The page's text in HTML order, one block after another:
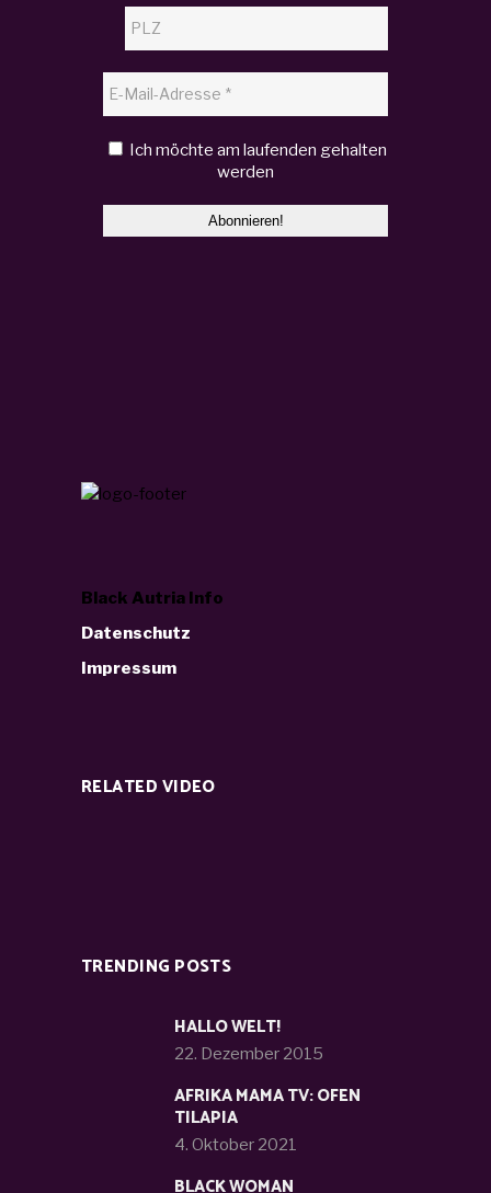
Ich möchte am laufenden gehalten
werden
Black Autria Info
Datenschutz
Impressum
RELATED VIDEO
TRENDING POSTS
HALLO WELT!
22. Dezember 2015
AFRIKA MAMA TV: OFEN
TILAPIA
4. Oktober 2021
BLACK WOMAN